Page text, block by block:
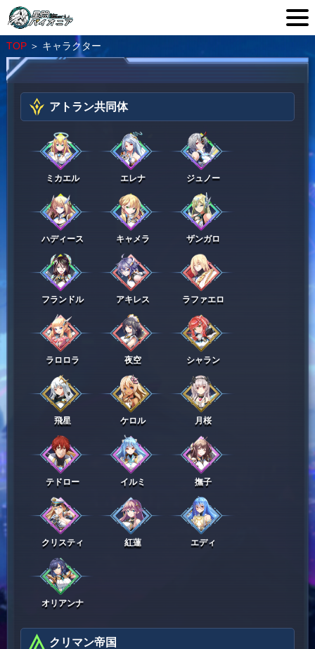
TOP＞ キャラクター
アトラン共同体
ミカエル エレナ ジュノー
ハディース キャメラ ザンガロ
フランドル アキレス ラファエロ
ラロロラ 夜空 シャラン
飛星 ケロル 月桜
テドロー イルミ 撫子
クリスティ 紅蓮 エディ
オリアンナ
クリマン帝国